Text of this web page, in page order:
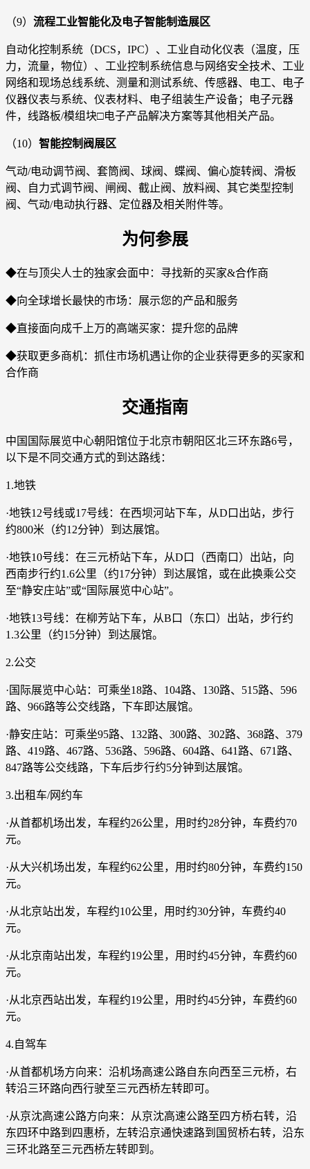
（9） 流程工业智能化及电子智能制造展区
自动化控制系统（DCS，IPC）、工业自动化仪表（温度，压
力，流量，物位）、工业控制系统信息与网络安全技术、工业
网络和现场总线系统、测量和测试系统、传感器、电工、电子
仪器仪表与系统、仪表材料、电子组装生产设备；电子元器
件，线路板/模组块□电子产品解决方案等其他相关产品。
（10） 智能控制阀展区
气动/电动调节阀、套筒阀、球阀、蝶阀、偏心旋转阀、滑板
阀、自力式调节阀、闸阀、截止阀、放料阀、其它类型控制
阀、气动/电动执行器、定位器及相关附件等。
为何参展
◆在与顶尖人士的独家会面中：寻找新的买家&合作商
◆向全球增长最快的市场：展示您的产品和服务
◆直接面向成千上万的高端买家：提升您的品牌
◆获取更多商机：抓住市场机遇让你的企业获得更多的买家和
合作商
交通指南
中国国际展览中心朝阳馆位于北京市朝阳区北三环东路6号，
以下是不同交通方式的到达路线：
1.地铁
·地铁12号线或17号线：在西坝河站下车，从D口出站，步行
约800米（约12分钟）到达展馆。
·地铁10号线：在三元桥站下车，从D口（西南口）出站，向
西南步行约1.6公里（约17分钟）到达展馆，或在此换乘公交
至“静安庄站”或“国际展览中心站”。
·地铁13号线：在柳芳站下车，从B口（东口）出站，步行约
1.3公里（约15分钟）到达展馆。
2.公交
·国际展览中心站：可乘坐18路、104路、130路、515路、596
路、966路等公交线路，下车即达展馆。
·静安庄站：可乘坐95路、132路、300路、302路、368路、379
路、419路、467路、536路、596路、604路、641路、671路、
847路等公交线路，下车后步行约5分钟到达展馆。
3.出租车/网约车
·从首都机场出发，车程约26公里，用时约28分钟，车费约70
元。
·从大兴机场出发，车程约62公里，用时约80分钟，车费约150
元。
·从北京站出发，车程约10公里，用时约30分钟，车费约40
元。
·从北京南站出发，车程约19公里，用时约45分钟，车费约60
元。
·从北京西站出发，车程约19公里，用时约45分钟，车费约60
元。
4.自驾车
·从首都机场方向来：沿机场高速公路自东向西至三元桥，右
转沿三环路向西行驶至三元西桥左转即可。
·从京沈高速公路方向来：从京沈高速公路至四方桥右转，沿
东四环中路到四惠桥，左转沿京通快速路到国贸桥右转，沿东
三环北路至三元西桥左转即到。